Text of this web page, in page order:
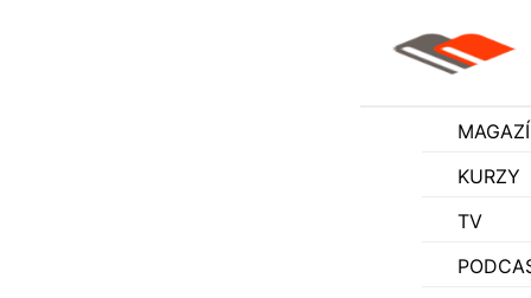
KURZY
TV